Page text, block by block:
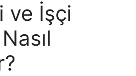
ve İşçi